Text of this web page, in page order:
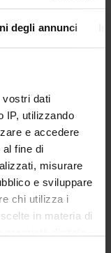
degli annunci
dati
IP, utilizzando
e accedere
fine di
misurare
e sviluppare
chi utilizza i
in materia di
univr